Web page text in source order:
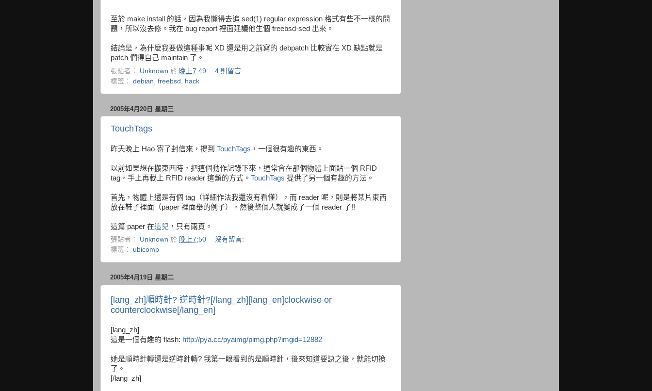
至於 make install 的話，因為我懶得去追 sed(1) regular expression 格式有些不一樣的問
題，所以沒去修。我在 bug report 裡面建議他生個 freebsd-sed 出來。
結論是，為什麼我要做這種事呢 XD 還是用之前寫的 debpatch 比較實在 XD 缺點就是
patch 們得自己 maintain 了。
張貼者： Unknown 於 晚上7:49
4 則留言:
標籤： debian freebsd hack
2005年4月20日 星期三
TouchTags
昨天晚上 Hao 寄了封信來，提到 TouchTags ，一個很有趣的東西。
以前如果想在搬東西時，把這個動作記錄下來，通常會在那個物體上面貼一個 RFID
tag，手上再載上 RFID reader 這類的方式。 TouchTags 提供了另一個有趣的方法。
首先，物體上還是有個 tag（詳細作法我還沒有看懂），而 reader 呢，則是將某片東西
放在鞋子裡面（paper 裡面舉的例子），然後整個人就變成了一個 reader 了!!
這篇 paper 在這兒 ，只有兩頁。
張貼者： Unknown 於 晚上7:50
沒有留言:
標籤： ubicomp
2005年4月19日 星期二
[lang_zh]順時針? 逆時針?[/lang_zh][lang_en]clockwise or
counterclockwise[/lang_en]
[lang_zh]
這是一個有趣的 flash: http://pya.cc/pyaimg/pimg.php?imgid=12882
她是順時針轉還是逆時針轉? 我第一眼看到的是順時針，後來知道要訣之後，就能切換
了。
[/lang_zh]